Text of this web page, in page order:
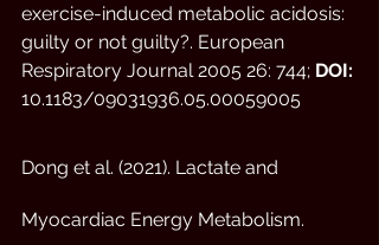
exercise-induced metabolic acidosis:
guilty or not guilty?. European
Respiratory Journal 2005 26: 744; DOI:
10.1183/09031936.05.00059005
Dong et al. (2021). Lactate and
Myocardiac Energy Metabolism.